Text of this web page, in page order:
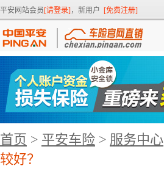
平安网站会员[请登录] ，新用户 [免费注册]
首页 > 平安车险 > 服务中心
较好？